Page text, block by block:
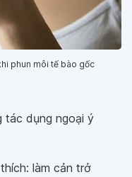
phun môi tế bào gốc
tác dụng ngoại ý
làm cản trở